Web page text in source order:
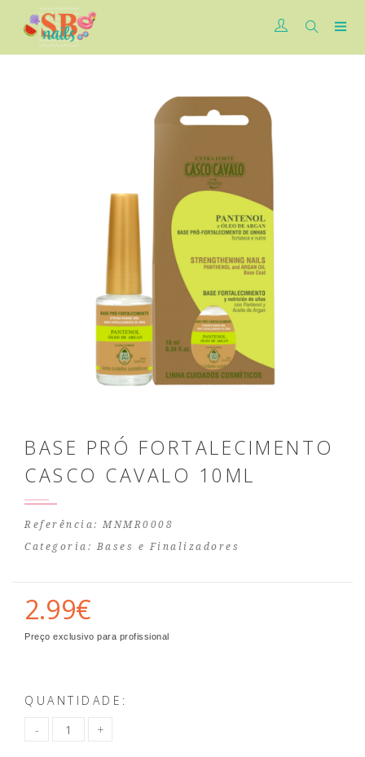
BASE PRÓ FORTALECIMENTO
CASCO CAVALO 10ML
Referência: MNMR0008
Categoria: Bases e Finalizadores
2.99€
Preço exclusivo para profissional
QUANTIDADE: